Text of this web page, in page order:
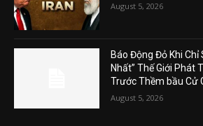
August 5, 2026
Báo Động Đỏ Khi Chỉ
Nhất” Thế Giới Phát
Trước Thềm bầu Cử
August 5, 2026